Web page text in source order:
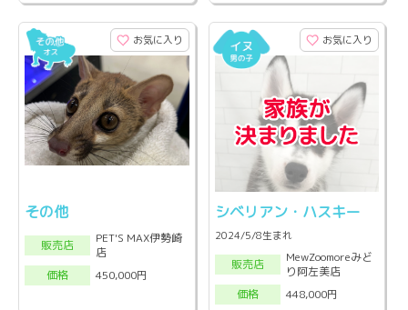
お気に入り
その他
販売店
PET'S MAX伊勢崎
店
価格
450,000円
お気に入り
シベリアン・ハスキー
2024/5/8生まれ
販売店
MewZoomoreみど
り阿左美店
価格
448,000円